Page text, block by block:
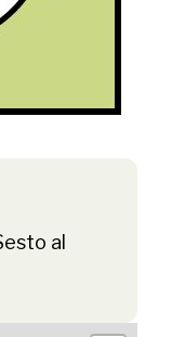
al